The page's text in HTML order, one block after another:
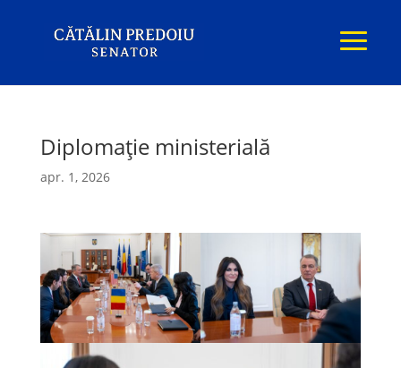
Diplomație ministerială
apr. 1, 2026